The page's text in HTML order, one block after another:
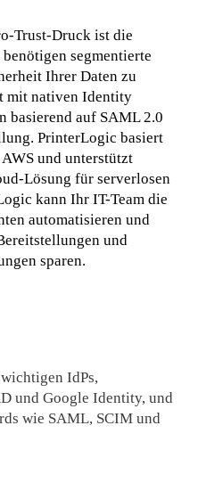
Trust-Druck ist die
segmentierte
Ihrer Daten zu
mit nativen Identity
basierend auf SAML 2.0
PrinterLogic basiert
und unterstützt
Lösung für serverlosen
kann Ihr IT-Team die
automatisieren und
und
sparen.
IdPs,
und Google Identity, und
wie SAML, SCIM und